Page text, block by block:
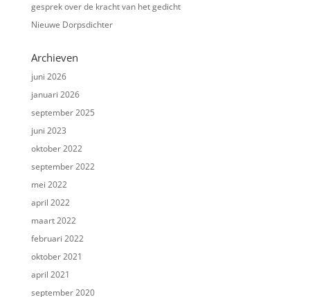
gesprek over de kracht van het gedicht
Nieuwe Dorpsdichter
Archieven
juni 2026
januari 2026
september 2025
juni 2023
oktober 2022
september 2022
mei 2022
april 2022
maart 2022
februari 2022
oktober 2021
april 2021
september 2020